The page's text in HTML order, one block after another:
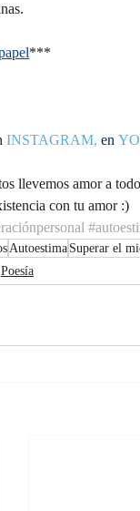
***
INSTAGRAM, en
llevemos amor a
con tu amor :)
Autoestima Superar el
Poesía